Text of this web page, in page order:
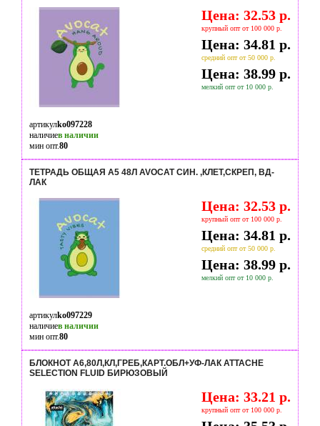
Цена: 32.53 р.
крупный опт от 100 000 р.
Цена: 34.81 р.
средний опт от 50 000 р.
Цена: 38.99 р.
мелкий опт от 10 000 р.
артикулko097228
наличиев наличии
мин опт.80
ТЕТРАДЬ ОБЩАЯ А5 48Л AVOCAT СИН. ,КЛЕТ,СКРЕП, ВД-
ЛАК
Цена: 32.53 р.
крупный опт от 100 000 р.
Цена: 34.81 р.
средний опт от 50 000 р.
Цена: 38.99 р.
мелкий опт от 10 000 р.
артикулko097229
наличиев наличии
мин опт.80
БЛОКНОТ A6,80Л,КЛ,ГРЕБ,КАРТ.ОБЛ+УФ-ЛАК ATTACHE
SELECTION FLUID БИРЮЗОВЫЙ
Цена: 33.21 р.
крупный опт от 100 000 р.